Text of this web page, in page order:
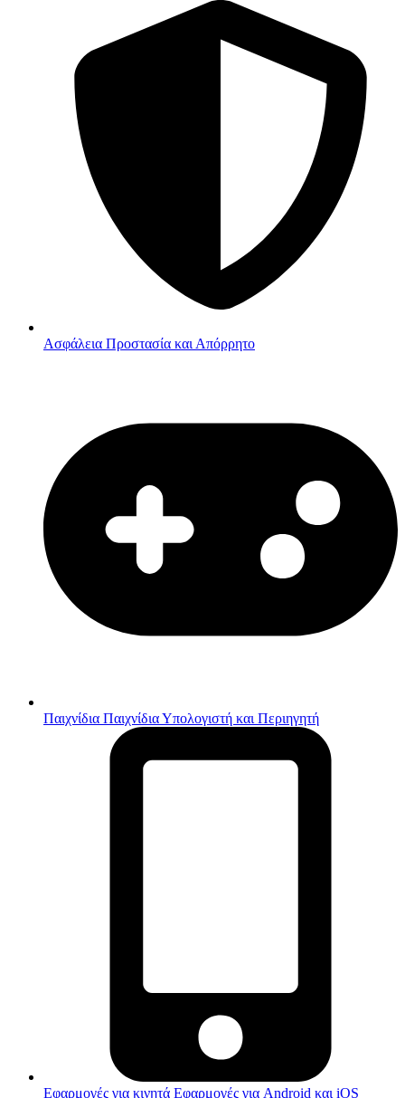
Ασφάλεια Προστασία και Απόρρητο
Παιχνίδια Παιχνίδια Υπολογιστή και Περιηγητή
Εφαρμογές για κινητά Εφαρμογές για Android και iOS